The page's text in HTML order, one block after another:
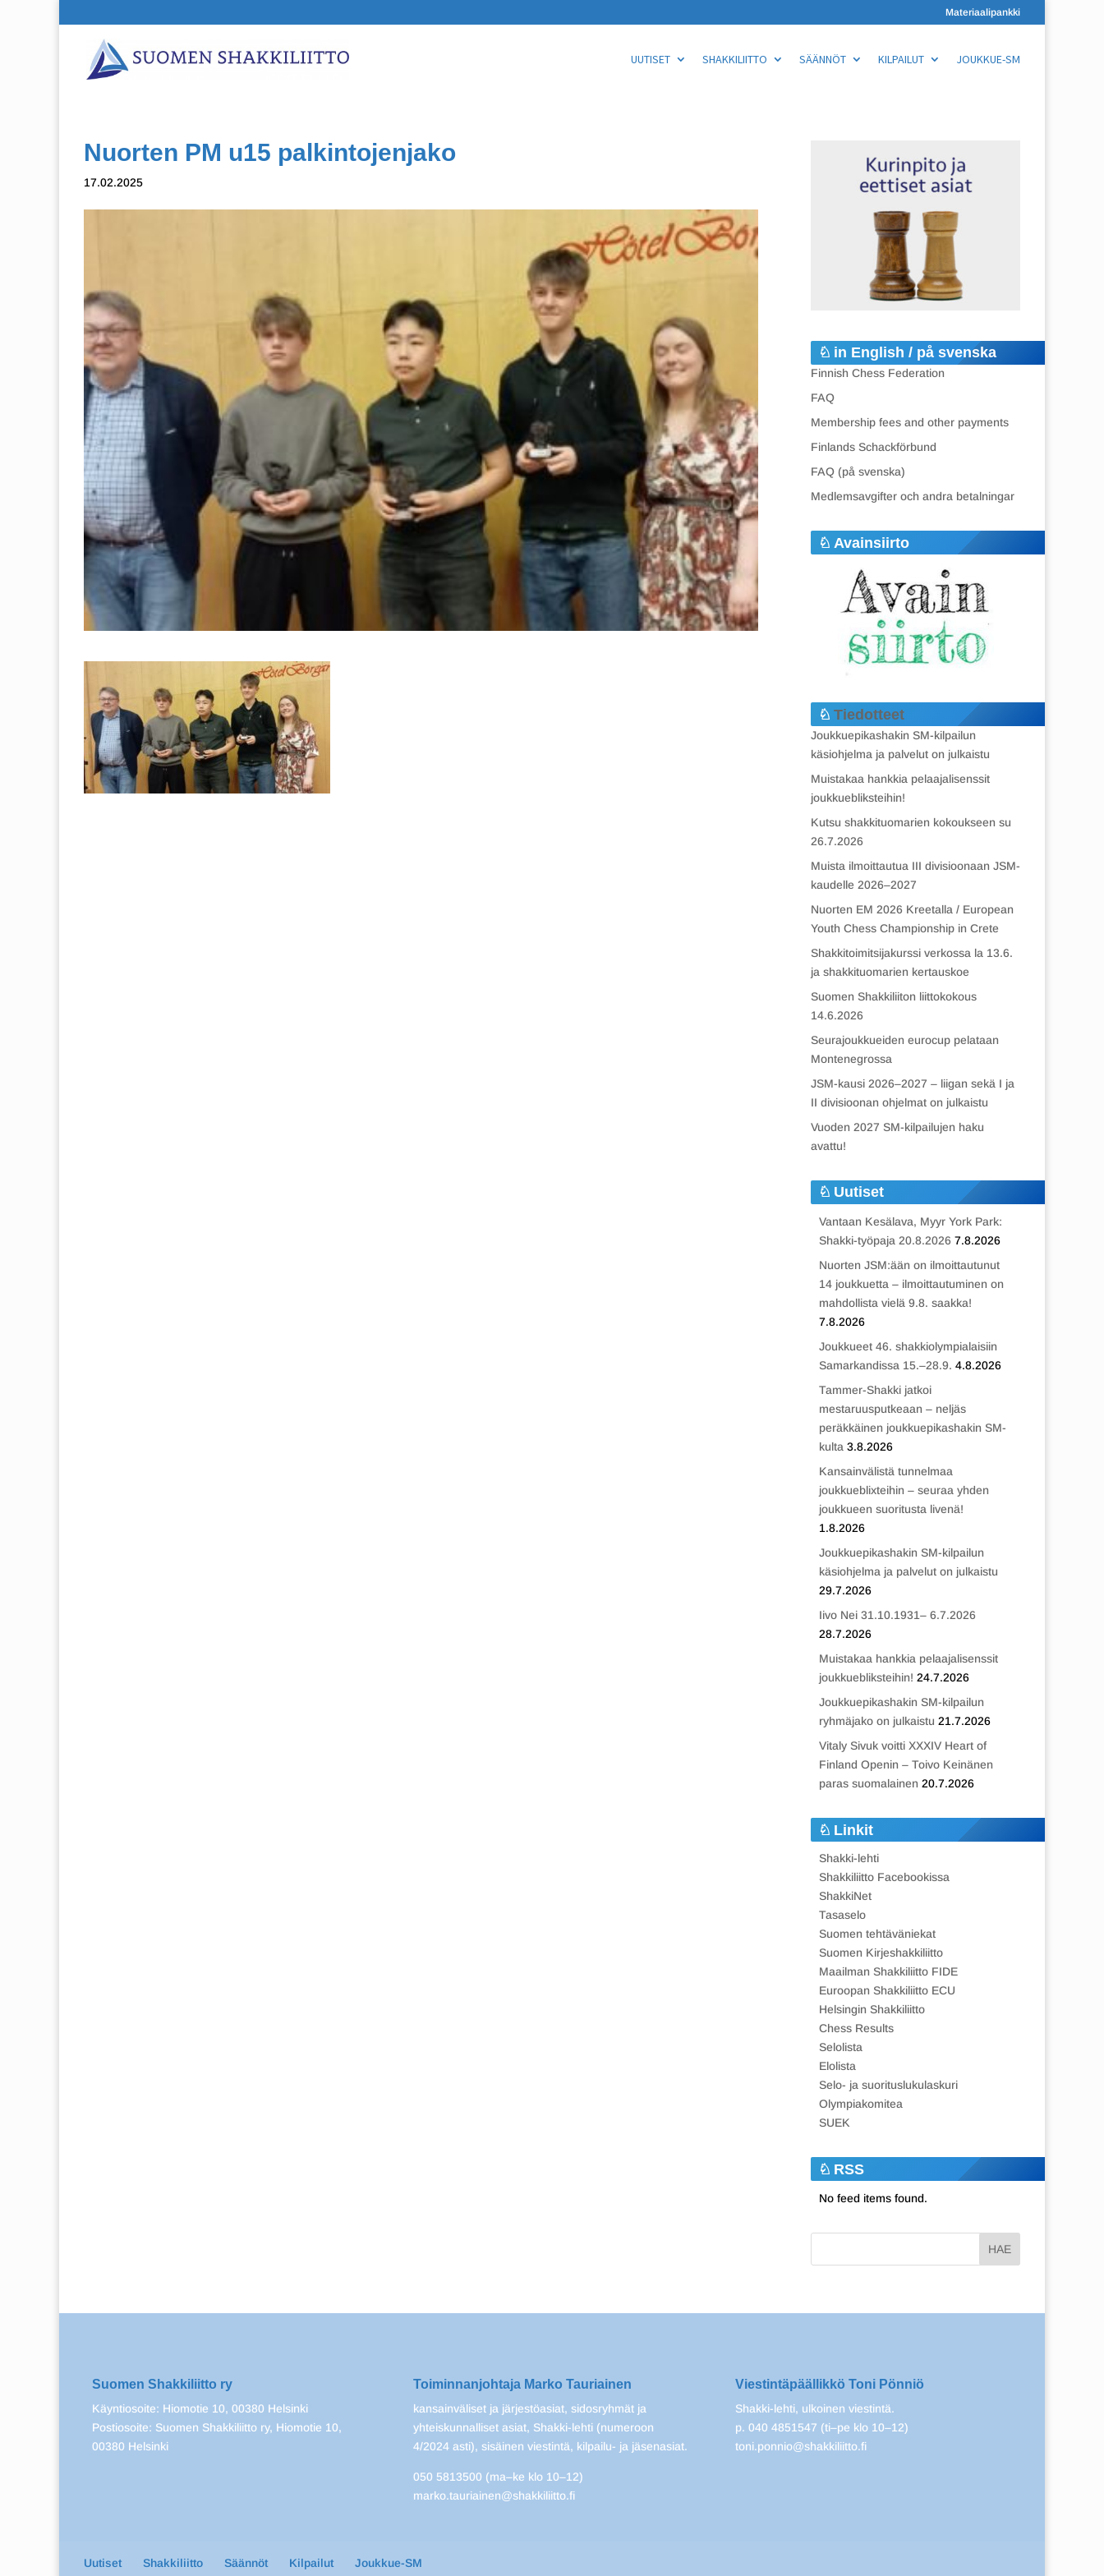
Materiaalipankki
UUTISET SHAKKILIITTO SÄÄNNÖT KILPAILUT JOUKKUE-SM
Nuorten PM u15 palkintojenjako
17.02.2025
in English / på svenska
Finnish Chess Federation
FAQ
Membership fees and other payments
Finlands Schackförbund
FAQ (på svenska)
Medlemsavgifter och andra betalningar
Avainsiirto
Tiedotteet
Joukkuepikashakin SM-kilpailun
käsiohjelma ja palvelut on julkaistu
Muistakaa hankkia pelaajalisenssit
joukkuebliksteihin!
Kutsu shakkituomarien kokoukseen su
26.7.2026
Muista ilmoittautua III divisioonaan JSM-
kaudelle 2026–2027
Nuorten EM 2026 Kreetalla / European
Youth Chess Championship in Crete
Shakkitoimitsijakurssi verkossa la 13.6.
ja shakkituomarien kertauskoe
Suomen Shakkiliiton liittokokous
14.6.2026
Seurajoukkueiden eurocup pelataan
Montenegrossa
JSM-kausi 2026–2027 – liigan sekä I ja
II divisioonan ohjelmat on julkaistu
Vuoden 2027 SM-kilpailujen haku
avattu!
Uutiset
Vantaan Kesälava, Myyr York Park:
Shakki-työpaja 20.8.2026 7.8.2026
Nuorten JSM:ään on ilmoittautunut
14 joukkuetta – ilmoittautuminen on
mahdollista vielä 9.8. saakka!
7.8.2026
Joukkueet 46. shakkiolympialaisiin
Samarkandissa 15.–28.9. 4.8.2026
Tammer-Shakki jatkoi
mestaruusputkeaan – neljäs
peräkkäinen joukkuepikashakin SM-
kulta 3.8.2026
Kansainvälistä tunnelmaa
joukkueblixteihin – seuraa yhden
joukkueen suoritusta livenä!
1.8.2026
Joukkuepikashakin SM-kilpailun
käsiohjelma ja palvelut on julkaistu
29.7.2026
Iivo Nei 31.10.1931– 6.7.2026
28.7.2026
Muistakaa hankkia pelaajalisenssit
joukkuebliksteihin! 24.7.2026
Joukkuepikashakin SM-kilpailun
ryhmäjako on julkaistu 21.7.2026
Vitaly Sivuk voitti XXXIV Heart of
Finland Openin – Toivo Keinänen
paras suomalainen 20.7.2026
Linkit
Shakki-lehti
Shakkiliitto Facebookissa
ShakkiNet
Tasaselo
Suomen tehtäväniekat
Suomen Kirjeshakkiliitto
Maailman Shakkiliitto FIDE
Euroopan Shakkiliitto ECU
Helsingin Shakkiliitto
Chess Results
Selolista
Elolista
Selo- ja suorituslukulaskuri
Olympiakomitea
SUEK
RSS
No feed items found.
Suomen Shakkiliitto ry
Käyntiosoite: Hiomotie 10, 00380 Helsinki
Postiosoite: Suomen Shakkiliitto ry, Hiomotie 10,
00380 Helsinki
Toiminnanjohtaja Marko Tauriainen
kansainväliset ja järjestöasiat, sidosryhmät ja
yhteiskunnalliset asiat, Shakki-lehti (numeroon
4/2024 asti), sisäinen viestintä, kilpailu- ja jäsenasiat.
050 5813500 (ma–ke klo 10–12)
marko.tauriainen@shakkiliitto.fi
Viestintäpäällikkö Toni Pönniö
Shakki-lehti, ulkoinen viestintä.
p. 040 4851547 (ti–pe klo 10–12)
toni.ponnio@shakkiliitto.fi
Uutiset Shakkiliitto Säännöt Kilpailut Joukkue-SM